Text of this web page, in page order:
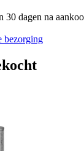
30 dagen na
bezorging